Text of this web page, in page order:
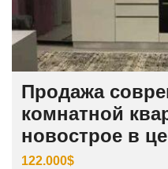
Продажа
комнатной
новострое в
122.000$